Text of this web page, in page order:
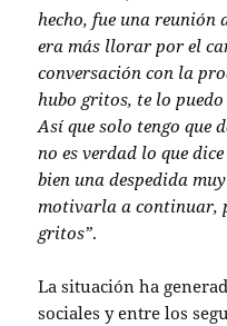
hecho, fue una reunión
era más llorar por el
conversación con la
hubo gritos, te lo
Así que solo tengo que
no es verdad lo que
bien una despedida
motivarla a continuar,
gritos”.
La situación ha
sociales y entre los